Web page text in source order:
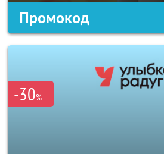
Промокод
-30%